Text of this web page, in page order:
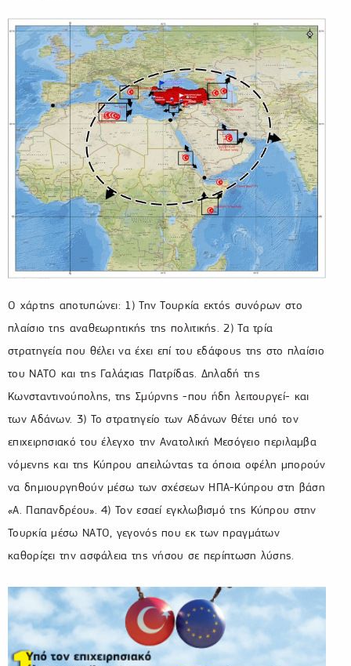
Ο χάρτης αποτυπώνει: 1) Την Τουρκία εκτός συνόρων στο
πλαίσιο της αναθεωρητικής της πολιτικής. 2) Τα τρία
στρατηγεία που θέλει να έχει επί του εδάφους της στο πλαίσιο
του ΝΑΤΟ και της Γαλάζιας Πατρίδας. Δηλαδή της
Κωνσταντινούπολης, της Σμύρνης -που ήδη λειτουργεί- και
των Αδάνων. 3) Το στρατηγείο των Αδάνων θέτει υπό τον
επιχειρησιακό του έλεγχο την Ανατολική Μεσόγειο περιλαμβα
νόμενης και της Κύπρου απειλώντας τα όποια οφέλη μπορούν
να δημιουργηθούν μέσω των σχέσεων ΗΠΑ-Κύπρου στη βάση
«Α. Παπανδρέου». 4) Τον εσαεί εγκλωβισμό της Κύπρου στην
Τουρκία μέσω ΝΑΤΟ, γεγονός που εκ των πραγμάτων
καθορίζει την ασφάλεια της νήσου σε περίπτωση λύσης.